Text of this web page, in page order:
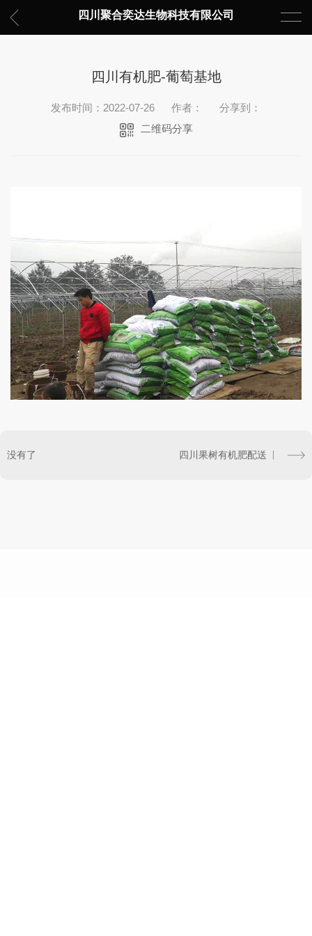
四川聚合奕达生物科技有限公司
四川有机肥-葡萄基地
发布时间：2022-07-26 作者：
分享到：
二维码分享
没有了 四川果树有机肥配送